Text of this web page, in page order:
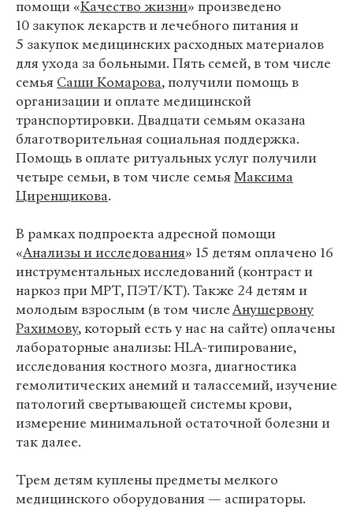
помощи «Качество жизни» произведено
10 закупок лекарств и лечебного питания и
5 закупок медицинских расходных материалов
для ухода за больными. Пять семей, в том числе
семья Саши Комарова, получили помощь в
организации и оплате медицинской
транспортировки. Двадцати семьям оказана
благотворительная социальная поддержка.
Помощь в оплате ритуальных услуг получили
четыре семьи, в том числе семьяМаксима
Циренщикова.
В рамках подпроекта адресной помощи
«Анализы и исследования» 15 детям оплачено 16
инструментальных исследований (контраст и
наркоз при МРТ, ПЭТ/КТ). Также 24 детям и
молодым взрослым (в том числеАнушервону
Рахимову, который есть у нас на сайте) оплачены
лабораторные анализы: HLA-типирование,
исследования костного мозга, диагностика
гемолитических анемий и талассемий, изучение
патологий свертывающей системы крови,
измерение минимальной остаточной болезни и
так далее.
Трем детям куплены предметы мелкого
медицинского оборудования — аспираторы.